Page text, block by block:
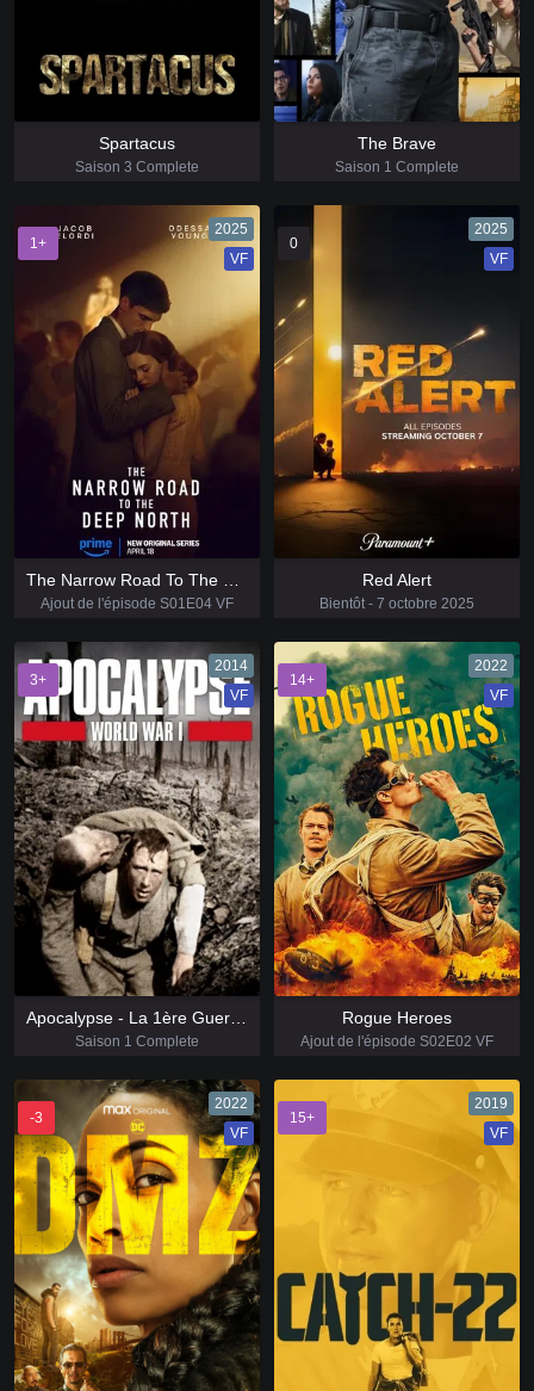
Spartacus
Saison 3 Complete
The Brave
Saison 1 Complete
1+
2025
VF
The Narrow Road To The Deep North
Ajout de l'épisode S01E04 VF
0
2025
VF
Red Alert
Bientôt - 7 octobre 2025
3+
2014
VF
Saison 1 Complete
14+
2022
VF
Rogue Heroes
Ajout de l'épisode S02E02 VF
-3
2022
VF
15+
2019
VF